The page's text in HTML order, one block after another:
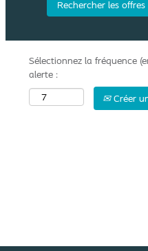
Sélectionnez la fréquence
alerte :
Créer